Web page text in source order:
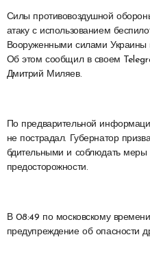
Силы противовоздушной обороны успешно отразили воздушную
атаку с использованием
Вооруженными силами Украины
Об этом сообщил в своем
Дмитрий Миляев.
По предварительной
не пострадал. Губернатор
бдительными и соблюдать меры
предосторожности.
В 08:49 по московскому
предупреждение об опасности